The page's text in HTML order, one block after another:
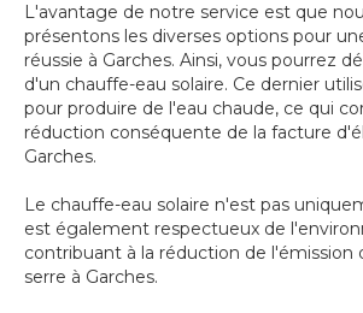
L'avantage de notre service est que
présentons les diverses options pour
réussie à Garches. Ainsi, vous pourrez
d'un chauffe-eau solaire. Ce dernier
pour produire de l'eau chaude, ce qui
réduction conséquente de la facture
Garches.
Le chauffe-eau solaire n'est pas
est également respectueux de
contribuant à la réduction de l'émission
serre à Garches.